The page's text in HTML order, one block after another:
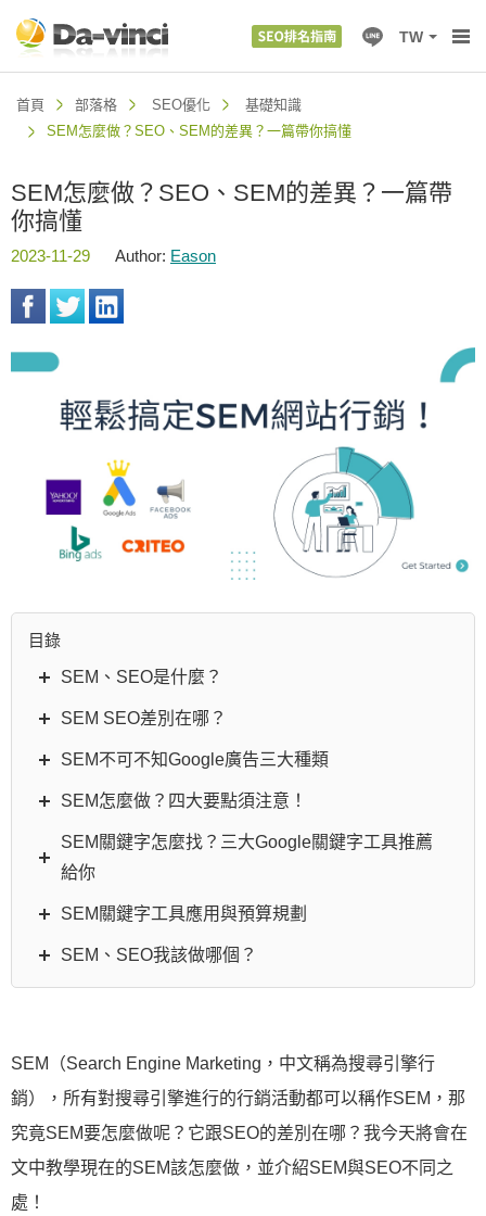
TW
首頁 部落格 SEO優化
基礎知識
SEM怎麼做？SEO、SEM的差異？一篇帶你搞懂
SEM怎麼做？SEO、SEM的差異？一篇帶
你搞懂
2023-11-29 Author: Eason
目錄
SEM、SEO是什麼？
SEM SEO差別在哪？
SEM不可不知Google廣告三大種類
SEM怎麼做？四大要點須注意！
SEM關鍵字怎麼找？三大Google關鍵字工具推薦
給你
SEM關鍵字工具應用與預算規劃
SEM、SEO我該做哪個？
SEM（Search Engine Marketing，中文稱為搜尋引擎行
銷），所有對搜尋引擎進行的行銷活動都可以稱作SEM，那
究竟SEM要怎麼做呢？它跟SEO的差別在哪？我今天將會在
文中教學現在的SEM該怎麼做，並介紹SEM與SEO不同之
處！